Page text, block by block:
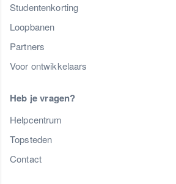
Studentenkorting
Loopbanen
Partners
Voor ontwikkelaars
Heb je vragen?
Helpcentrum
Topsteden
Contact